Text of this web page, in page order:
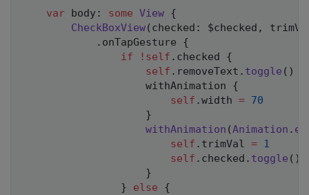
var body: some View {
CheckBoxView( checked : $checked ,
. onTapGesture {
if
! self . checked {
self . removeText . toggle ( )
                    withAnimation
{
self .width = 70
}
withAnimation (Animation .
self . trimVal =
1
self . checked . toggle ( )
}
}
else
{